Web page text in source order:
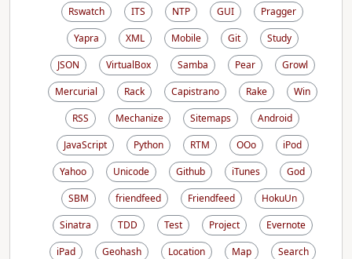
Rswatch
ITS NTP GUI
Pragger
Yapra
XML Mobile Git
Study
JSON
VirtualBox Samba Pear
Growl
Mercurial
Rack Capistrano Rake
Win
RSS
Mechanize Sitemaps
Android
JavaScript
Python RTM OOo
iPod
Yahoo
Unicode Github iTunes
God
SBM
friendfeed Friendfeed
HokuUn
Sinatra
TDD Test Project
Evernote
iPad
Geohash Location Map
Search